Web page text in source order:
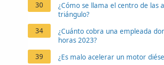
30
¿Cómo se llama el centro de las
triángulo?
34
¿Cuánto cobra una empleada
horas 2023?
39
¿Es malo acelerar un motor